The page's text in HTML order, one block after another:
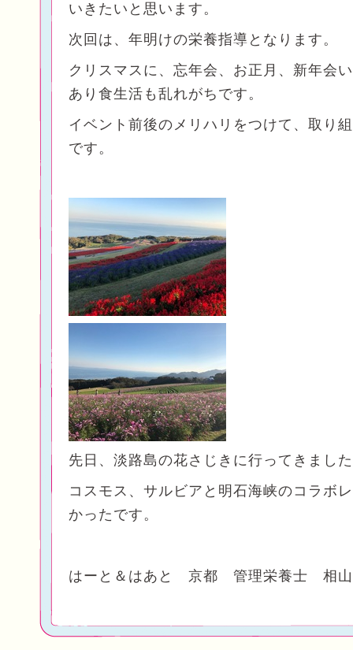
いきたいと思います。
次回は、年明けの栄養指導となります。
クリスマスに、忘年会、お正月、新年会
あり食生活も乱れがちです。
イベント前後のメリハリをつけて、取り
です。
先日、淡路島の花さじきに行ってきまし
コスモス、サルビアと明石海峡のコラボ
かったです。
はーと＆はあと 京都 管理栄養士 相